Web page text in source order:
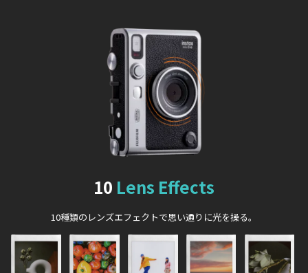
10 Lens Effects
10種類のレンズエフェクトで思い通りに光を操る。